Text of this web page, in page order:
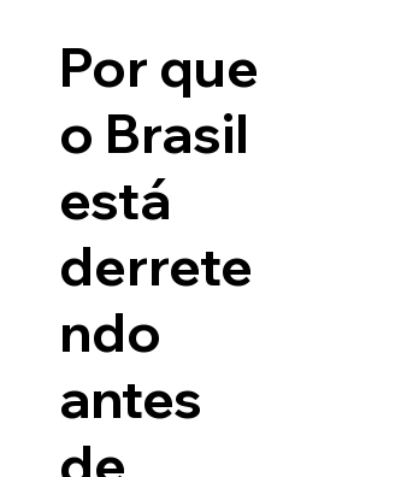
Por que
o Brasil
está
derrete
ndo
antes